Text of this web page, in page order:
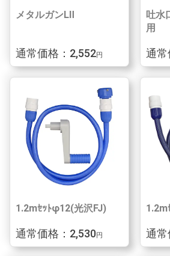
メタルガンLⅡ
通常価格：2,552円
吐水
用
通常
1.2mｾｯﾄφ12(光沢FJ)
通常価格：2,530円
1.2m
通常